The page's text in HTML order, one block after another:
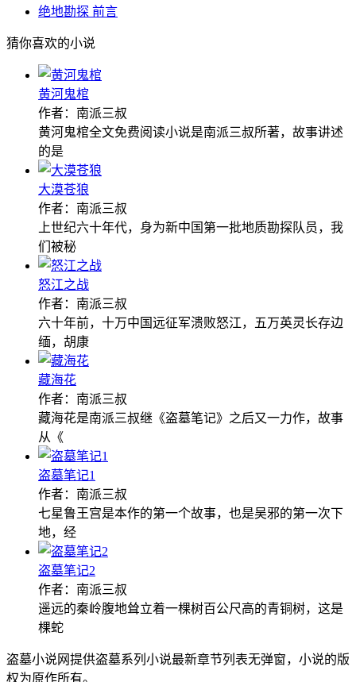
绝地勘探 前言
猜你喜欢的小说
黄河鬼棺
作者：南派三叔
黄河鬼棺全文免费阅读小说是南派三叔所著，故事讲述
的是
大漠苍狼
作者：南派三叔
上世纪六十年代，身为新中国第一批地质勘探队员，我
们被秘
怒江之战
作者：南派三叔
六十年前，十万中国远征军溃败怒江，五万英灵长存边
缅，胡康
藏海花
作者：南派三叔
藏海花是南派三叔继《盗墓笔记》之后又一力作，故事
从《
盗墓笔记1
作者：南派三叔
七星鲁王宫是本作的第一个故事，也是吴邪的第一次下
地，经
盗墓笔记2
作者：南派三叔
遥远的秦岭腹地耸立着一棵树百公尺高的青铜树，这是
棵蛇
盗墓小说网提供盗墓系列小说最新章节列表无弹窗，小说的版
权为原作所有。